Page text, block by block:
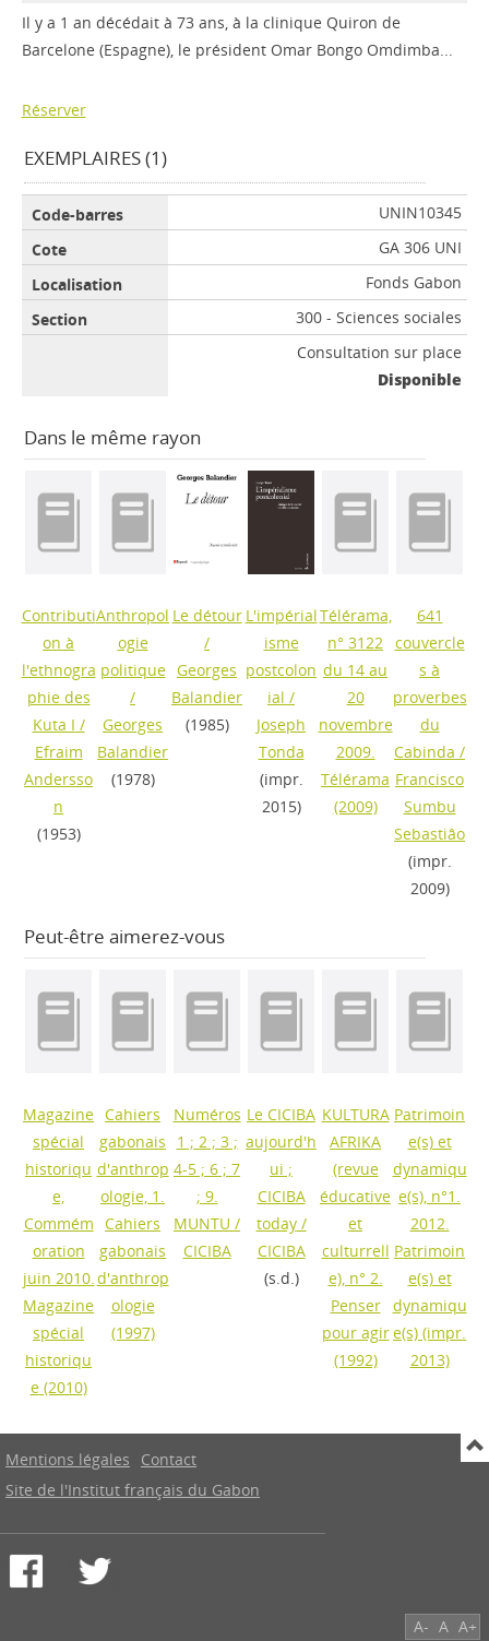
Il y a 1 an décédait à 73 ans, à la clinique Quiron de
Barcelone (Espagne), le président Omar Bongo Omdimba...
Réserver
EXEMPLAIRES (1)
UNIN10345
GA 306 UNI
Fonds Gabon
300 - Sciences sociales
Consultation sur place
Disponible
Dans le même rayon
Contributi
on à
l'ethnogra
phie des
Kuta I /
Efraim
Andersso
n
(1953)
Anthropol
ogie
politique
/
Georges
Balandier
(1978)
Le détour
/
Georges
Balandier
(1985)
L'impérial
isme
postcolon
ial /
Joseph
Tonda
(impr.
2015)
Télérama,
n° 3122
du 14 au
20
novembre
2009.
Télérama
(2009)
641
couvercle
s à
proverbes
du
Cabinda /
Francisco
Sumbu
Sebastiâo
(impr.
2009)
Peut-être aimerez-vous
Magazine
spécial
historiqu
e,
Commém
oration
juin 2010.
Magazine
spécial
historiqu
e(2010)
Cahiers
gabonais
d'anthrop
ologie, 1.
Cahiers
gabonais
d'anthrop
ologie
(1997)
Numéros
1 ; 2 ; 3 ;
4-5 ; 6 ; 7
; 9.
MUNTU /
CICIBA
Le CICIBA
aujourd'h
ui ;
CICIBA
today/
CICIBA
(s.d.)
KULTURA
AFRIKA
(revue
éducative
et
culturrell
e), n° 2.
Penser
pour agir
(1992)
Patrimoin
e(s) et
dynamiqu
e(s), n°1.
2012.
Patrimoin
e(s) et
dynamiqu
e(s) (impr.
2013)
Mentions légales
Contact
Site de l'Institut français du Gabon
A- A A+